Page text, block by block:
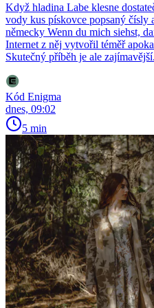
Když hladina Labe klesne
vody kus pískovce popsaný čísly
německy Wenn du mich siehst,
Internet z něj vytvořil téměř
Skutečný příběh je ale zajímavější.
Kód Enigma
dnes, 09:02
5 min